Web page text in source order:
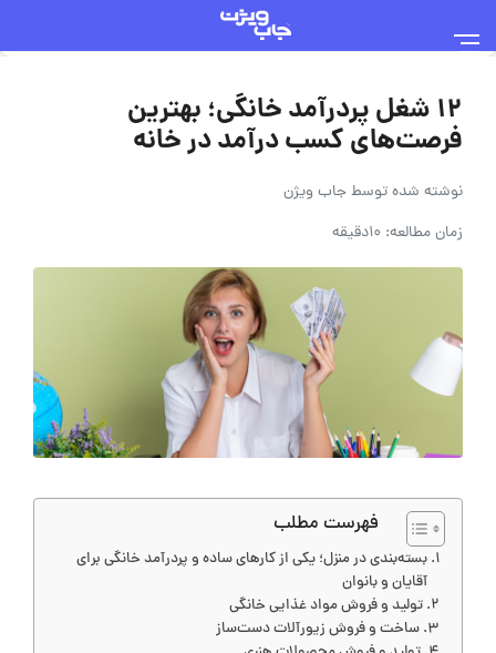
12 شغل پردرآمد خانگی؛ بهترین
فرصت‌های کسب درآمد در خانه
نوشته شده توسطجاب ویژن
زمان مطالعه: 10دقیقه
فهرست مطلب
بسته‌بندی در منزل؛ یکی از کارهای ساده و پردرآمد خانگی برای
آقایان و بانوان
تولید و فروش مواد غذایی خانگی
ساخت و فروش زیورآلات دست‌ساز